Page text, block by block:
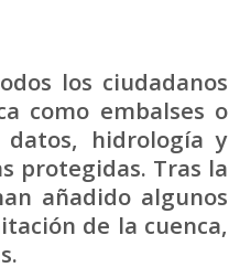
los ciudadanos
como embalses o
datos, hidrología y
protegidas. Tras la
añadido algunos
de la cuenca,